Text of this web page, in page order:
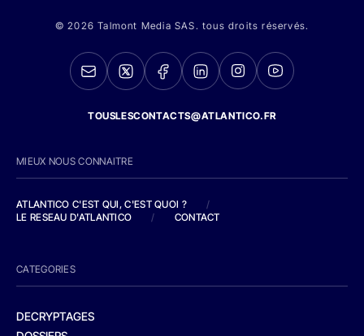
© 2026 Talmont Media SAS. tous droits réservés.
TOUSLESCONTACTS@ATLANTICO.FR
MIEUX NOUS CONNAITRE
ATLANTICO C'EST QUI, C'EST QUOI ?
/
LE RESEAU D'ATLANTICO
/ CONTACT
CATEGORIES
DECRYPTAGES